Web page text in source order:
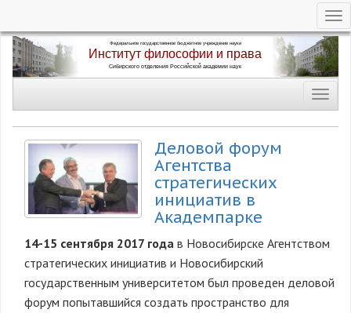
Перейти
Деловой форум
Агентства
стратегических
инициатив в
Академпарке
14-15 сентября 2017 года в Новосибирске Агентством
стратегических инициатив и Новосибирский
государственным университетом был проведен деловой
форум попытавшийся создать пространство для